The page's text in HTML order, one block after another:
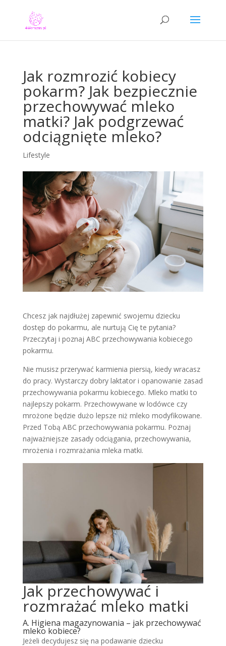
Jak rozmrozić kobiecy
pokarm? Jak bezpiecznie
przechowywać mleko
matki? Jak podgrzewać
odciągnięte mleko?
Lifestyle
Chcesz jak najdłużej zapewnić swojemu dziecku
dostęp do pokarmu, ale nurtują Cię te pytania?
Przeczytaj i poznaj ABC przechowywania kobiecego
pokarmu.
Nie musisz przerywać karmienia piersią, kiedy wracasz
do pracy. Wystarczy dobry laktator i opanowanie zasad
przechowywania pokarmu kobiecego. Mleko matki to
najlepszy pokarm. Przechowywane w lodówce czy
mrożone będzie dużo lepsze niż mleko modyfikowane.
Przed Tobą ABC przechowywania pokarmu. Poznaj
najważniejsze zasady odciągania, przechowywania,
mrożenia i rozmrażania mleka matki.
Jak przechowywać i
rozmrażać mleko matki
A. Higiena magazynowania – jak przechowywać
mleko kobiece?
Jeżeli decydujesz się na podawanie dziecku